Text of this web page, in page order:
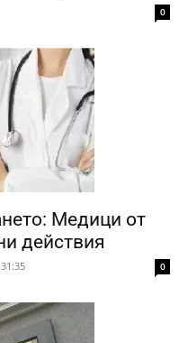
0
Медици от
действия
0